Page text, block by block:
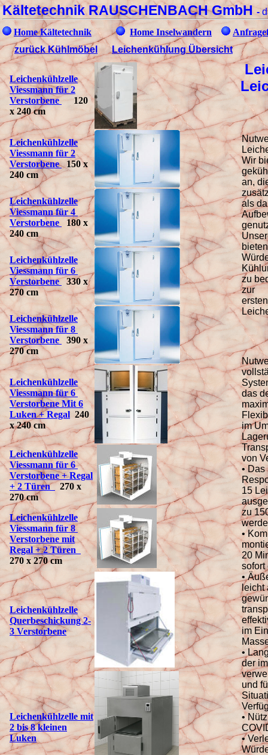
Kältetechnik RAUSCHENBACH GmbH-
Home Kältetechnik
Home Inselwandern
zurück Kühlmöbel
Leichenkühlung Übersicht
Leichenkühlzelle
Viessmann für2
Verstorbene 120
x 240 cm
Leichenkühlzelle
Viessmann für 2
Verstorbene150 x
240 cm
Leichenkühlzelle
Viessmann für 4
Verstorbene
180 x
240 cm
Leichenkühlzelle
Viessmann für 6
Verstorbene330 x
270 cm
Leichenkühlzelle
Viessmann für 8
Verstorbene
390 x
270 cm
Leichenkühlzelle
Viessmann für 6
Verstorbene Mit 6
Luken + Regal 240
x 240 cm
Leichenkühlzelle
Viessmann für 6
Verstorbene + Regal
+ 2 Türen270 x
270 cm
Leichenkühlzelle
Viessmann für 8
Verstorbene mit
Regal + 2 Türen
270 x 270 cm
Leichenkühlzelle
Querbeschickung 2-
3 Verstorbene
Leichenkühlzelle mit
2 bis 8 kleinen
Luken
Wir
an,
als
zu
zur
das
im
von
•
15
zu
•
20
sofort
•
leicht
im
•
der
und
•
•